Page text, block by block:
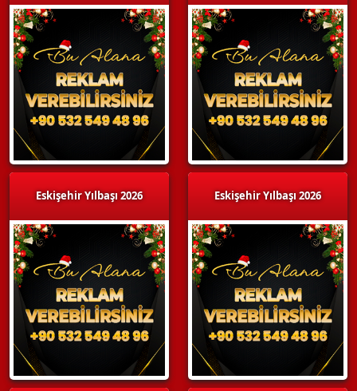
Eskişehir Yılbaşı 2026 Eskişehir Yılbaşı 2026